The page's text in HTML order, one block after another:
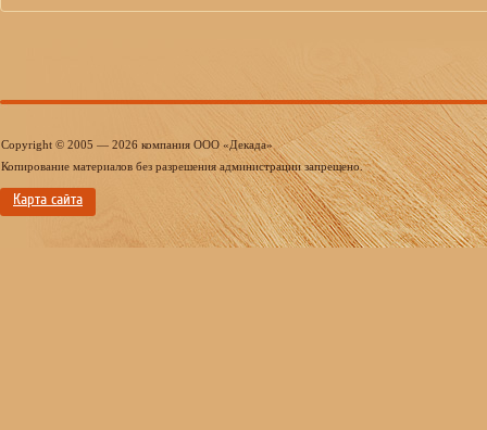
Copyright © 2005 — 2026 компания ООО «Декада»
Копирование материалов без разрешения администрации запрещено.
Карта сайта